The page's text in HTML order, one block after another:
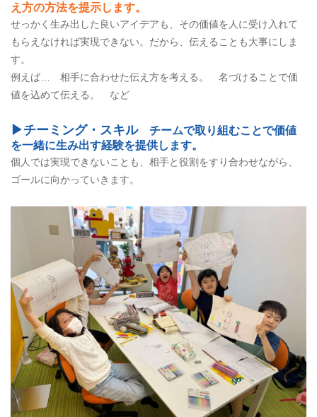
え方の方法を提示します。
せっかく生み出した良いアイデアも、その価値を人に受け入れて
もらえなければ実現できない。だから、伝えることも大事にしま
す。
例えば… 相手に合わせた伝え方を考える。 名づけることで価
値を込めて伝える。 など
▶チーミング・スキルチームで取り組むことで価値
を一緒に生み出す経験を提供します。
個人では実現できないことも、相手と役割をすり合わせながら、
ゴールに向かっていきます。